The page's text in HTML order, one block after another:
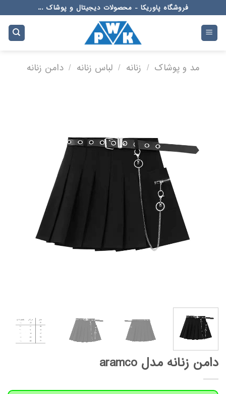
to
content
فروشگاه پاوریکا - محصولات دیجیتال و پوشاک ...
مد و پوشاک / زنانه / لباس زنانه / دامن زنانه
دامن زنانه مدل aramco